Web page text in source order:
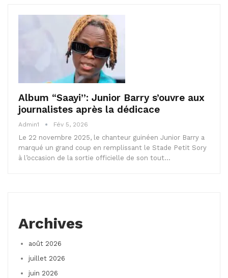
Album “Saayi”: Junior Barry s’ouvre aux
journalistes après la dédicace
Admin1 Fév 5, 2026
Le 22 novembre 2025, le chanteur guinéen Junior Barry a
marqué un grand coup en remplissant le Stade Petit Sory
à l’occasion de la sortie officielle de son tout…
Archives
août 2026
juillet 2026
juin 2026